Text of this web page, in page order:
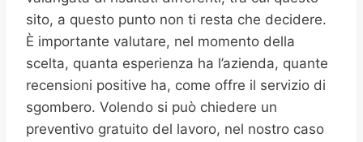
sito, a questo punto non ti resta che decidere.
È importante valutare, nel momento della
scelta, quanta esperienza ha l’azienda, quante
recensioni positive ha, come offre il servizio di
sgombero. Volendo si può chiedere un
preventivo gratuito del lavoro, nel nostro caso